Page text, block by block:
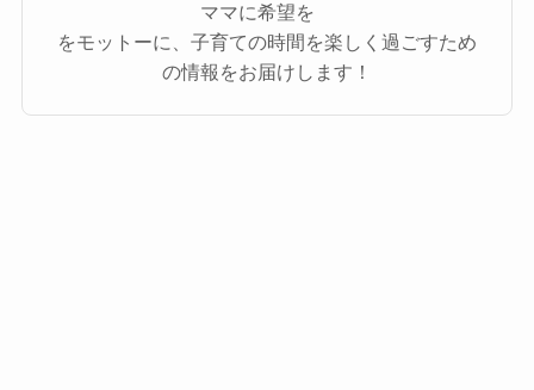
ママに希望を
をモットーに、子育ての時間を楽しく過ごすため
の情報をお届けします！